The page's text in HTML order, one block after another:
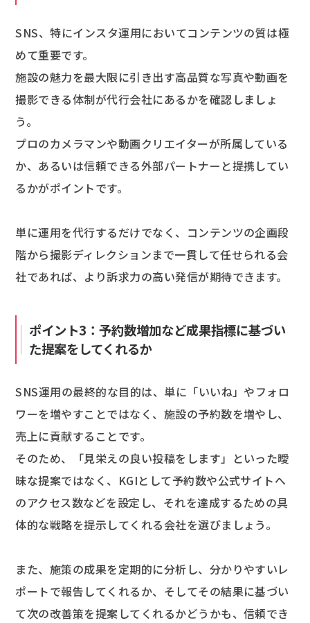
SNS、特にインスタ運用においてコンテンツの質は極
めて重要です。
施設の魅力を最大限に引き出す高品質な写真や動画を
撮影できる体制が代行会社にあるかを確認しましょ
う。
プロのカメラマンや動画クリエイターが所属している
か、あるいは信頼できる外部パートナーと提携してい
るかがポイントです。
単に運用を代行するだけでなく、コンテンツの企画段
階から撮影ディレクションまで一貫して任せられる会
社であれば、より訴求力の高い発信が期待できます。
ポイント3：予約数増加など成果指標に基づい
た提案をしてくれるか
SNS運用の最終的な目的は、単に「いいね」やフォロ
ワーを増やすことではなく、施設の予約数を増やし、
売上に貢献することです。
そのため、「見栄えの良い投稿をします」といった曖
昧な提案ではなく、KGIとして予約数や公式サイトへ
のアクセス数などを設定し、それを達成するための具
体的な戦略を提示してくれる会社を選びましょう。
また、施策の成果を定期的に分析し、分かりやすいレ
ポートで報告してくれるか、そしてその結果に基づい
て次の改善策を提案してくれるかどうかも、信頼でき